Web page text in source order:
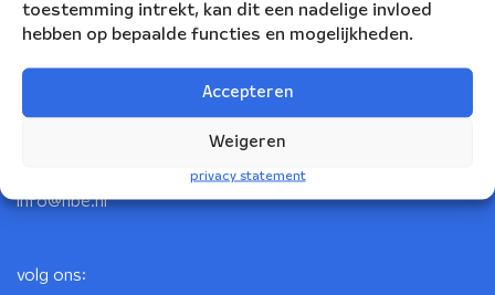
toestemming intrekt, kan dit een nadelige invloed
hebben op bepaalde functies en mogelijkheden.
Accepteren
Weigeren
privacy statement
Korte Leidsedwarsstraat 12
info@nbe.nl
volg ons: